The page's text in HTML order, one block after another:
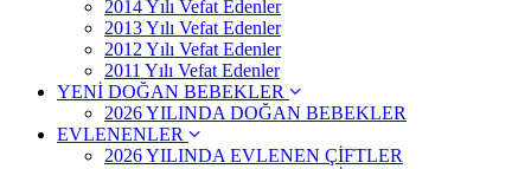
2014 Yılı Vefat Edenler
2013 Yılı Vefat Edenler
2012 Yılı Vefat Edenler
2011 Yılı Vefat Edenler
YENİ DOĞAN BEBEKLER
2026 YILINDA DOĞAN BEBEKLER
EVLENENLER
2026 YILINDA EVLENEN ÇİFTLER